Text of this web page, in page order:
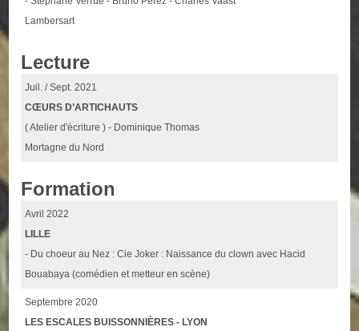
Lambersart
Lecture
Juil. / Sept. 2021
CŒURS D’ARTICHAUTS
( Atelier d'écriture ) - Dominique Thomas
Mortagne du Nord
Formation
Avril 2022
LILLE
- Du choeur au Nez : Cie Joker : Naissance du clown avec Hacid
Bouabaya (comédien et metteur en scène)
Septembre 2020
LES ESCALES BUISSONNIÈRES - LYON